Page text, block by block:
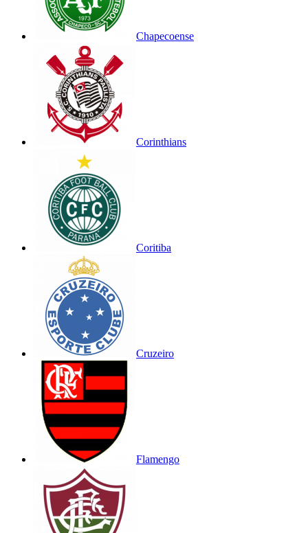
Chapecoense
Corinthians
Coritiba
Cruzeiro
Flamengo